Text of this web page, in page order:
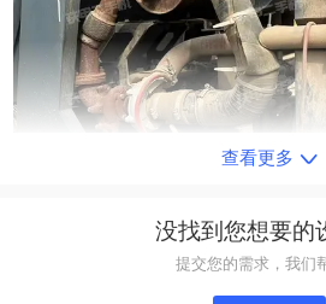
查看更多
没找到您想要的
提交您的需求，我们